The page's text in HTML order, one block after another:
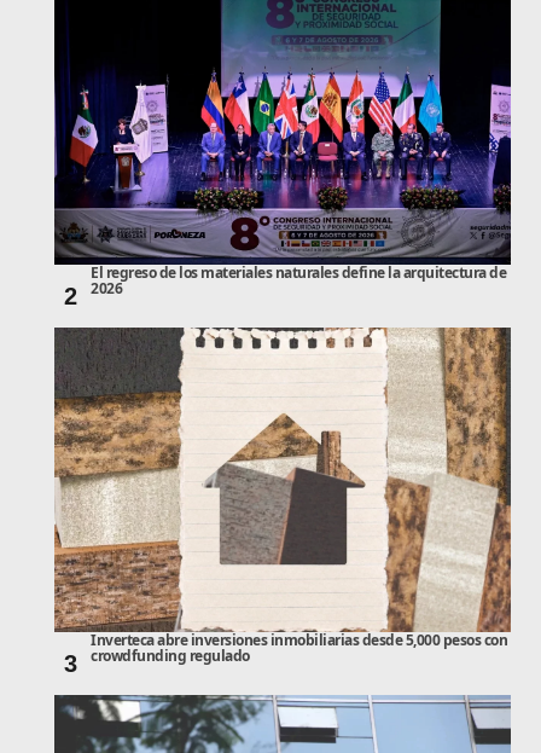
2
El regreso de los materiales naturales define la arquitectura de
2026
3
Inverteca abre inversiones inmobiliarias desde 5,000 pesos con
crowdfunding regulado